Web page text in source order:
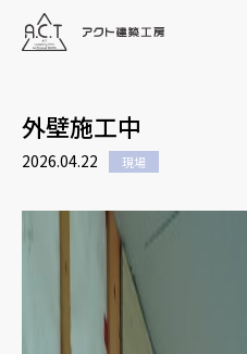
外壁施工中
2026.04.22 現場